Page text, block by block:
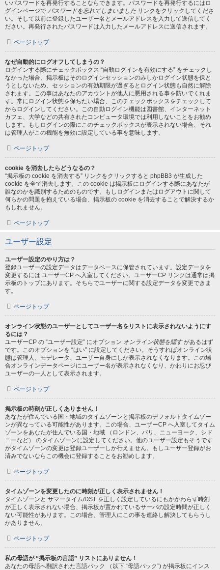
いパスワードを再発行することならできます。パスワードを再発行するにはロ
グインページで パスワードを忘れてしまいました リンクをクリックしてくださ
い。そして以前に登録したユーザー名とメールアドレスを入力して送信してく
ださい。再発行されたパスワードは入力したメールアドレスに送信されます。
ページトップ
なぜ自動的にログオフしてしまうの？
ログインする際にチェックボックス “自動ログインを有効にする” をチェックし
なかった場合、掲示板はそのログインセッションのみしかログイン状態を保と
うとしないため、セッションの有効期限が過ぎるとログイン状態も自然に解除
されます。この事はあなたのアカウントが他人に悪用される事を防いでくれま
す。常にログイン状態を保ちたい場合、このチェックボックスをチェックして
からログインしてください。この自動ログイン機能は図書館、インターネット
カフェ、大学などの共有されたコンピュータ環境では利用しないことをお勧め
します。もしログインの際にこのチェックボックスが表示されない場合、それ
は管理人がこの機能を無効に設定している事を意味します。
ページトップ
cookie を消去したらどうなるの？
“掲示板の cookie を消去する” リンクをクリックすると phpBB3 が生成した
cookie を全て消去します。この cookie は掲示板にログインする際にあなたが
誰なのかを識別するためのものです。もしログインまたはログアウトに関して
何らかの問題を抱えている場合、掲示板の cookie を消去することで解決するか
もしれません。
ページトップ
ユーザー設定
ユーザー設定のやり方は？
登録ユーザーの設定データはデータベースに保管されています。設定データを
変更するには ユーザーCP へ入室してください。ユーザーCP リンクは通常は掲
示板のトップにあります。そちらでユーザーに関する設定データを変更できま
す。
ページトップ
オンライン状態のユーザーとしてユーザー名をリストに表示されないようにす
るには？
ユーザーCP の “ユーザー設定” にオプション オンライン状態を隠すがあるはず
です。このオプションを “はい” に設定してください。そうすればオンライン状
態は管理人、モデレータ、ユーザー自身にしか表示されなくなります。この場
合オンラインデータページにユーザー名が表示されなくなり、かわりにお忍び
ユーザーの一人として表示されます。
ページトップ
掲示板の時刻が正しくありません！
あなたが住んでいる国・地域のタイムゾーンと掲示板のデフォルトタイムゾー
ンが異なっている可能性があります。この場合、ユーザーCP へ入室してタイム
ゾーンをあなたが住んでいる国・地域 （ロンドン、パリ、ニューヨーク、シド
ニーなど） のタイムゾーンに設定してください。他のユーザー設定もそうです
がタイムゾーンの変更は登録ユーザーしか行えません。もしユーザー登録がお
済みでないならこの機会に登録することをお勧めします。
ページトップ
タイムゾーンを変更したのに時刻が正しく表示されません！
タイムゾーンと サマータイム/DST を正しく設定しているにもかかわらず時刻
が正しく表示されない場合、掲示板が置かれているサーバの設定時間が正しく
ない可能性があります。この場合、管理人にこの事を連絡し解決してもらうし
かありません。
ページトップ
私の母語が “掲示板の言語” リストにありません！
あなたの母語へ翻訳された言語パック （以下 “母語パック”) が掲示板にインス